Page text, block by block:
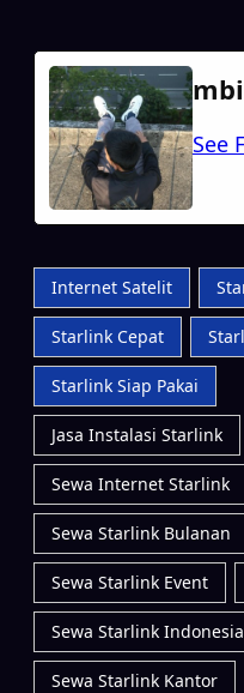
See
Internet Satelit
Starlink Cepat
Starlink Siap Pakai
Jasa Instalasi Starlink
Sewa Internet Starlink
Sewa Starlink Bulanan
Sewa Starlink Event
Sewa Starlink Indonesia
Sewa Starlink Kantor